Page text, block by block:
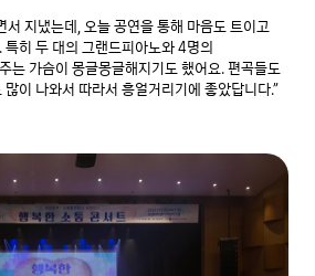
서 지냈는데, 오늘 공연을 통해 마음도 트이고
히 두 대의 그랜드피아노와 4명의
는 가슴이 몽글몽글해지기도 했어요. 편곡들도
이 나와서 따라서 흥얼거리기에 좋았답니다.”